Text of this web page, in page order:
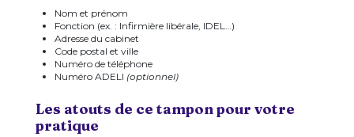
Nom et prénom
Fonction (ex. : Infirmière libérale, IDEL…)
Adresse du cabinet
Code postal et ville
Numéro de téléphone
Numéro ADELI (optionnel)
Les atouts de ce tampon pour votre
pratique